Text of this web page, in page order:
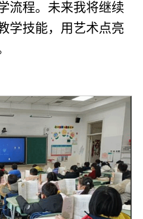
流程。未来我将继续
学技能，用艺术点亮